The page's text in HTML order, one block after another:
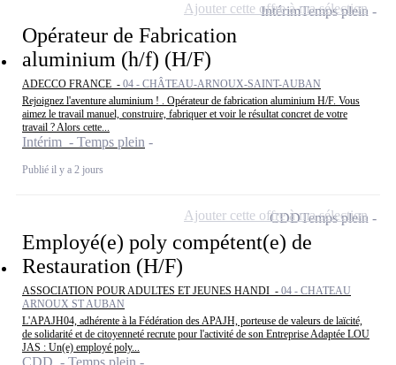
Opérateur de Fabrication
aluminium (h/f) (H/F)
ADECCO FRANCE - 04 - CHÂTEAU-ARNOUX-SAINT-AUBAN
Rejoignez l'aventure aluminium ! . Opérateur de fabrication aluminium H/F. Vous
aimez le travail manuel, construire, fabriquer et voir le résultat concret de votre
travail ? Alors cette...
Intérim - Temps plein
Publié il y a 2 jours
IntérimTemps plein
Ajouter cette offre à ma sélection
Employé(e) poly compétent(e) de
Restauration (H/F)
ASSOCIATION POUR ADULTES ET JEUNES HANDI - 04 - CHATEAU
ARNOUX ST AUBAN
L'APAJH04, adhérente à la Fédération des APAJH, porteuse de valeurs de laïcité,
de solidarité et de citoyenneté recrute pour l'activité de son Entreprise Adaptée LOU
JAS : Un(e) employé poly...
CDD - Temps plein
CDDTemps plein
Ajouter cette offre à ma sélection